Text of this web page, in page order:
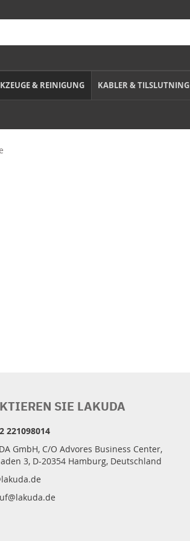
& REINIGUNG KABLER & TILSLUTNING
SIE LAKUDA
221098014
GmbH, C/O Advores Business Center,
3, D-20354 Hamburg, Deutschland